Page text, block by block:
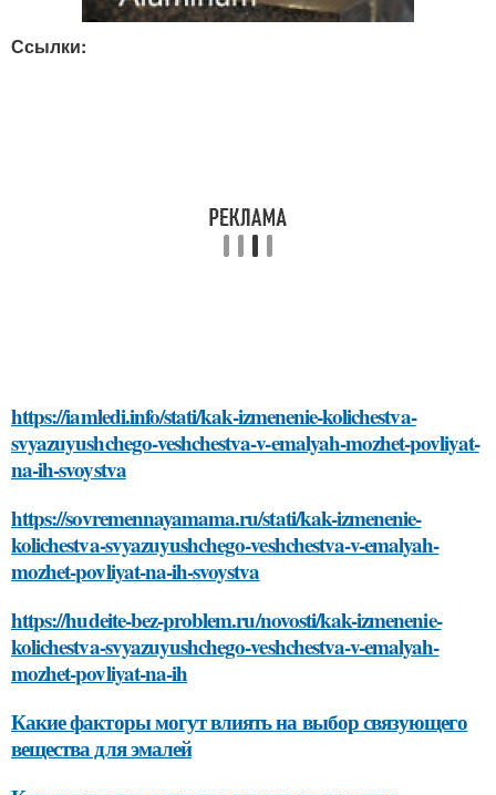
Ссылки:
https://iamledi.info/stati/kak-izmenenie-kolichestva-
svyazuyushchego-veshchestva-v-emalyah-mozhet-povliyat-
na-ih-svoystva
https://sovremennayamama.ru/stati/kak-izmenenie-
kolichestva-svyazuyushchego-veshchestva-v-emalyah-
mozhet-povliyat-na-ih-svoystva
https://hudeite-bez-problem.ru/novosti/kak-izmenenie-
kolichestva-svyazuyushchego-veshchestva-v-emalyah-
mozhet-povliyat-na-ih
Какие факторы могут влиять на выбор связующего
вещества для эмалей